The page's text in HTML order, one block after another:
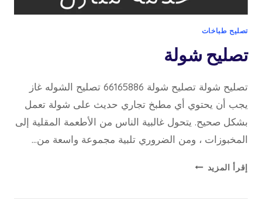
تصليح طباخات
تصليح شولة
تصليح شولة تصليح شولة 66165886 تصليح الشوله غاز
يجب أن يحتوي أي مطبخ تجاري حديث على شولة تعمل
بشكل صحيح. يتحول غالبية الناس من الأطعمة المقلية إلى
المخبوزات ، ومن الضروري تلبية مجموعة واسعة من…
إقرأ المزيد تصليح